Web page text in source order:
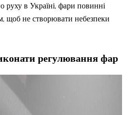
в Україні, фари повинні
щоб не створювати небезпеки
регулювання фар